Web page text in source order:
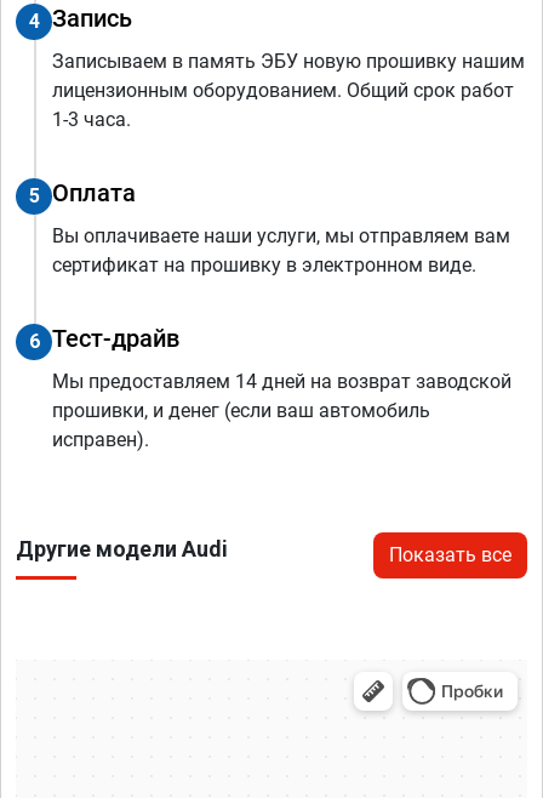
4 Запись
Записываем в память ЭБУ новую прошивку нашим
лицензионным оборудованием. Общий срок работ
1-3 часа.
5 Оплата
Вы оплачиваете наши услуги, мы отправляем вам
сертификат на прошивку в электронном виде.
6 Тест-драйв
Мы предоставляем 14 дней на возврат заводской
прошивки, и денег (если ваш автомобиль
исправен).
Другие модели Audi Показать все